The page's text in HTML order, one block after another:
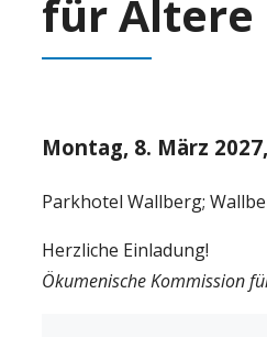
für Ältere
Montag, 8. März
Parkhotel Wallberg;
Herzliche Einladung!
Ökumenische Kommission